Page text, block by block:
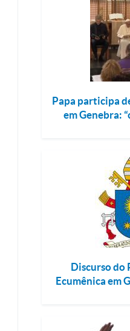
Papa participa
em Genebra:
Discurso do
Ecumênica em